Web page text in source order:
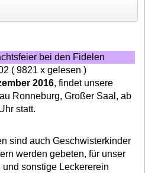
bei den Fidelen
( 9821 x gelesen )
2016, findet unsere
Ronneburg, Großer Saal, ab
statt.
sind auch Geschwisterkinder
werden gebeten, für unser
und sonstige Leckererein